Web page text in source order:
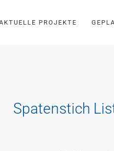
PROJEKTE
Spatenstich